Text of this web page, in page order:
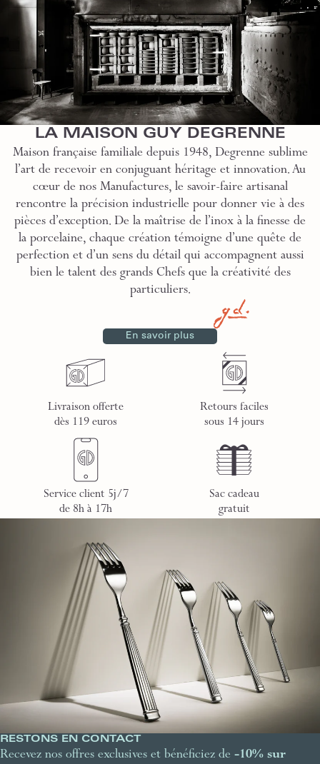
LA MAISON GUY DEGRENNE
Maison française familiale depuis 1948, Degrenne sublime
l’art de recevoir en conjuguant héritage et innovation. Au
cœur de nos Manufactures, le savoir-faire artisanal
rencontre la précision industrielle pour donner vie à des
pièces d’exception. De la maîtrise de l’inox à la finesse de
la porcelaine, chaque création témoigne d’une quête de
perfection et d’un sens du détail qui accompagnent aussi
bien le talent des grands Chefs que la créativité des
particuliers.
En savoir plus
Livraison offerte
dès 119 euros
Retours faciles
sous 14 jours
Service client 5j/7
de 8h à 17h
Sac cadeau
gratuit
RESTONS EN CONTACT
Recevez nos offres exclusives et bénéficiez de -10% sur